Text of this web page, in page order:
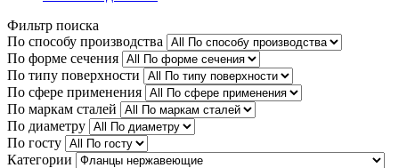
Фильтр поиска
По способу производства
По форме сечения
По типу поверхности
По сфере применения
По маркам сталей
По диаметру
По госту
Категории